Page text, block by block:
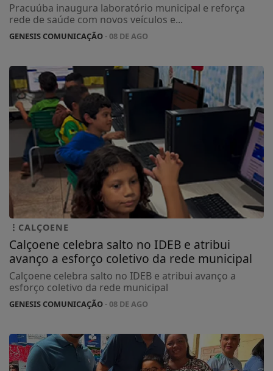
Pracuúba inaugura laboratório municipal e reforça
rede de saúde com novos veículos e...
GENESIS COMUNICAÇÃO- 08 DE AGO
CALÇOENE
Calçoene celebra salto no IDEB e atribui
avanço a esforço coletivo da rede municipal
Calçoene celebra salto no IDEB e atribui avanço a
esforço coletivo da rede municipal
GENESIS COMUNICAÇÃO- 08 DE AGO